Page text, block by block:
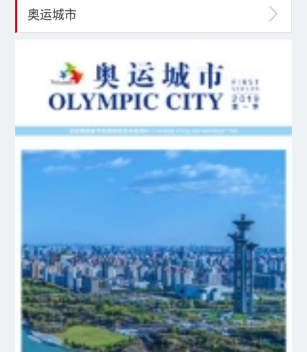
奥运城市